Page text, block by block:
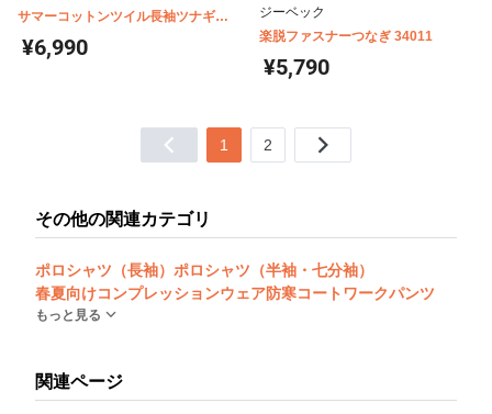
サマーコットンツイル長袖ツナギ
GE-227
¥6,990
ジーベック
楽脱ファスナーつなぎ 34011
¥5,790
1 2
その他の関連カテゴリ
ポロシャツ（長袖） ポロシャツ（半袖・七分袖）
春夏向けコンプレッションウェア防寒コート ワークパンツ
もっと見る
関連ページ